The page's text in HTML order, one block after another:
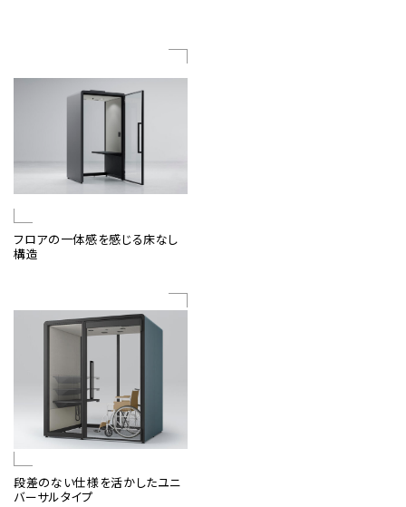
フロアの一体感を感じる床なし
構造
段差のない仕様を活かしたユニ
バーサルタイプ